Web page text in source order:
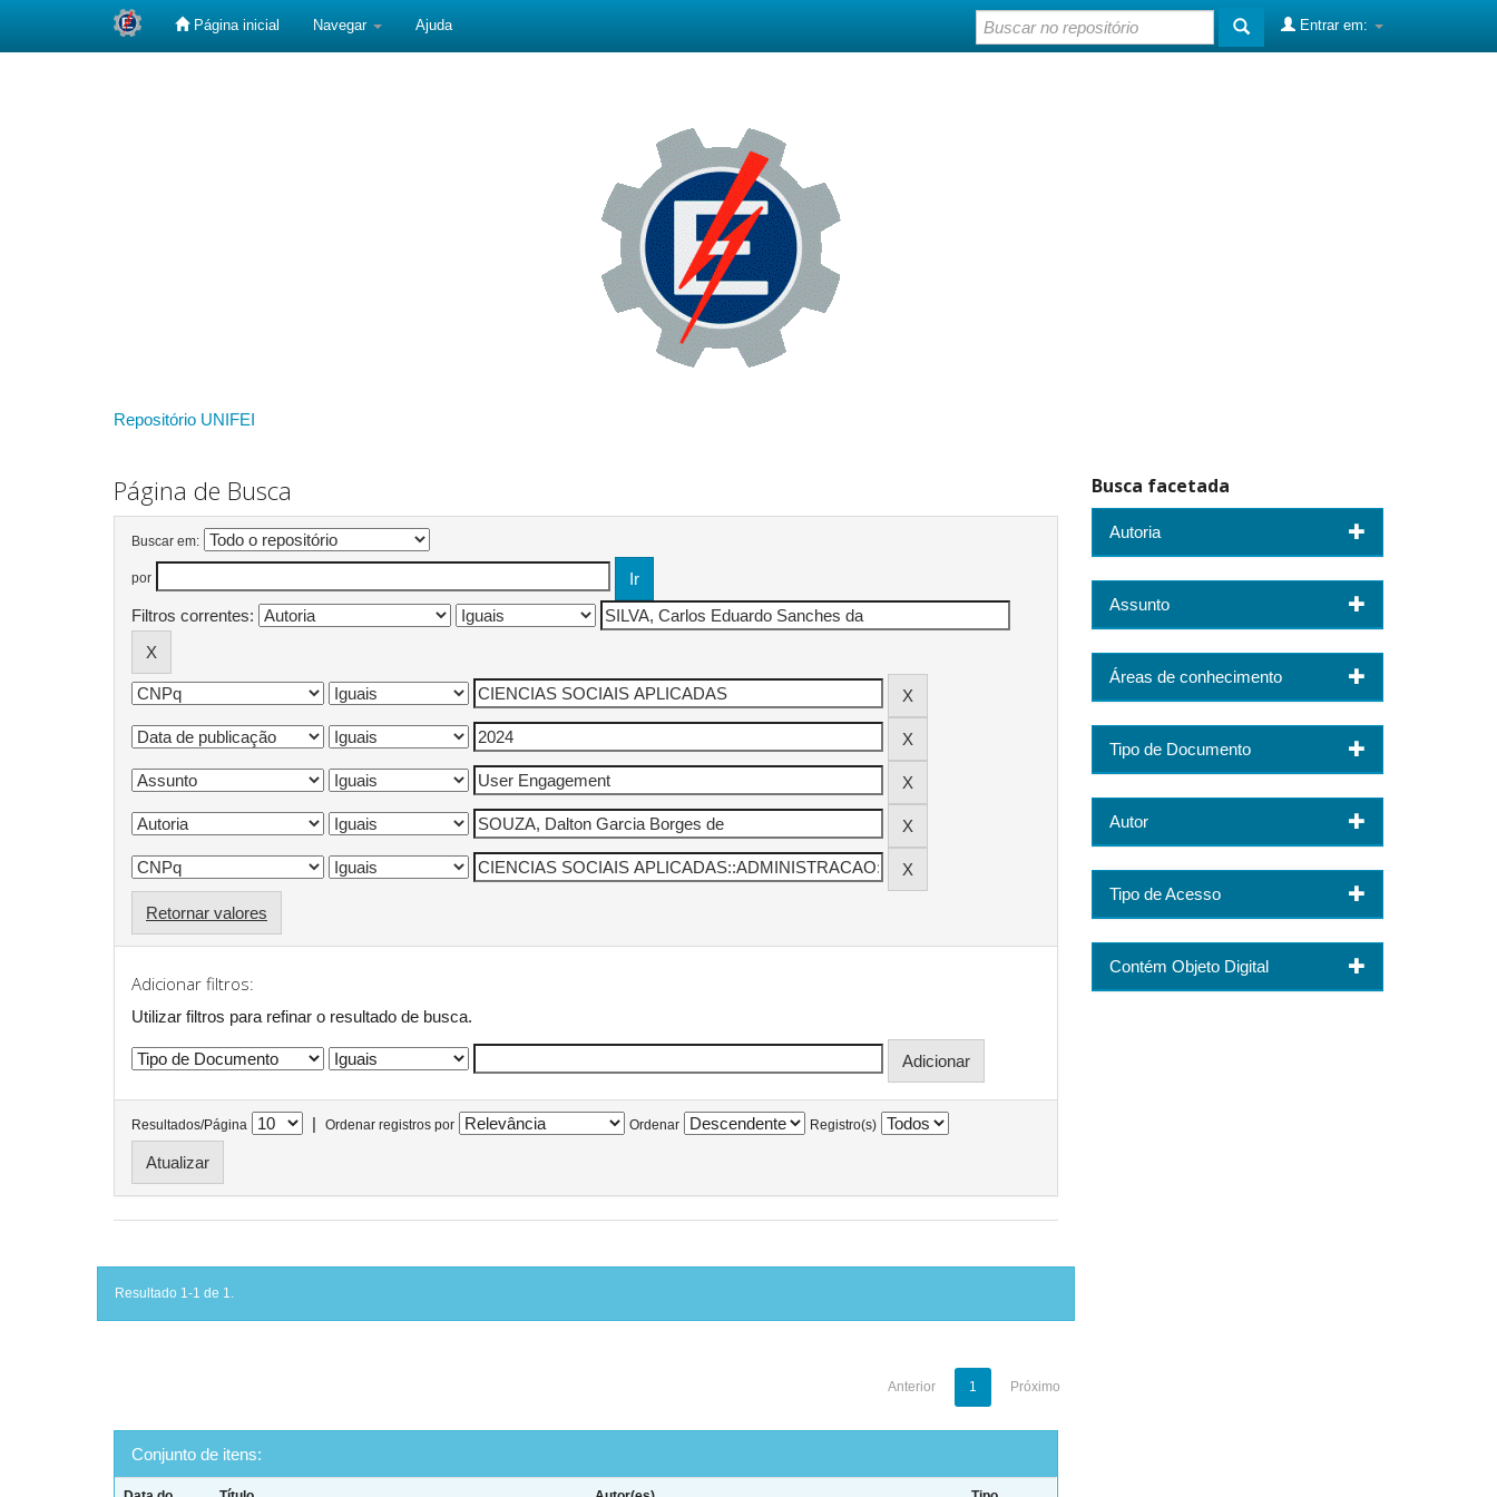
Página inicial Navegar Ajuda Entrar em:
Repositório UNIFEI
Página de Busca
Buscar em:
por
Filtros correntes:
Retornar valores
Adicionar filtros:
Utilizar filtros para refinar o resultado de busca.
Resultados/Página | Ordenar registros por Ordenar Registro(s)
Resultado 1-1 de 1.
Anterior 1 Próximo
Conjunto de itens:
Busca facetada
Autoria
Assunto
Áreas de conhecimento
Tipo de Documento
Autor
Tipo de Acesso
Contém Objeto Digital